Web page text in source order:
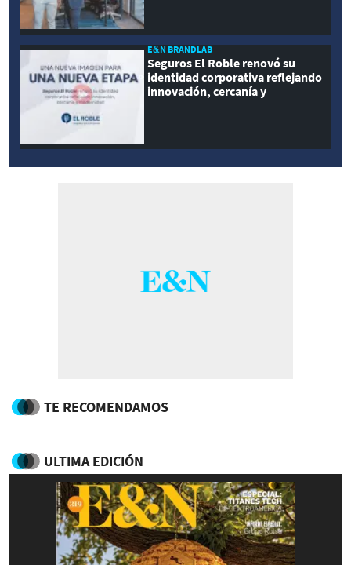
E&N BRANDLAB
Seguros El Roble renovó su
identidad corporativa reflejando
innovación, cercanía y
TE RECOMENDAMOS
ULTIMA EDICIÓN